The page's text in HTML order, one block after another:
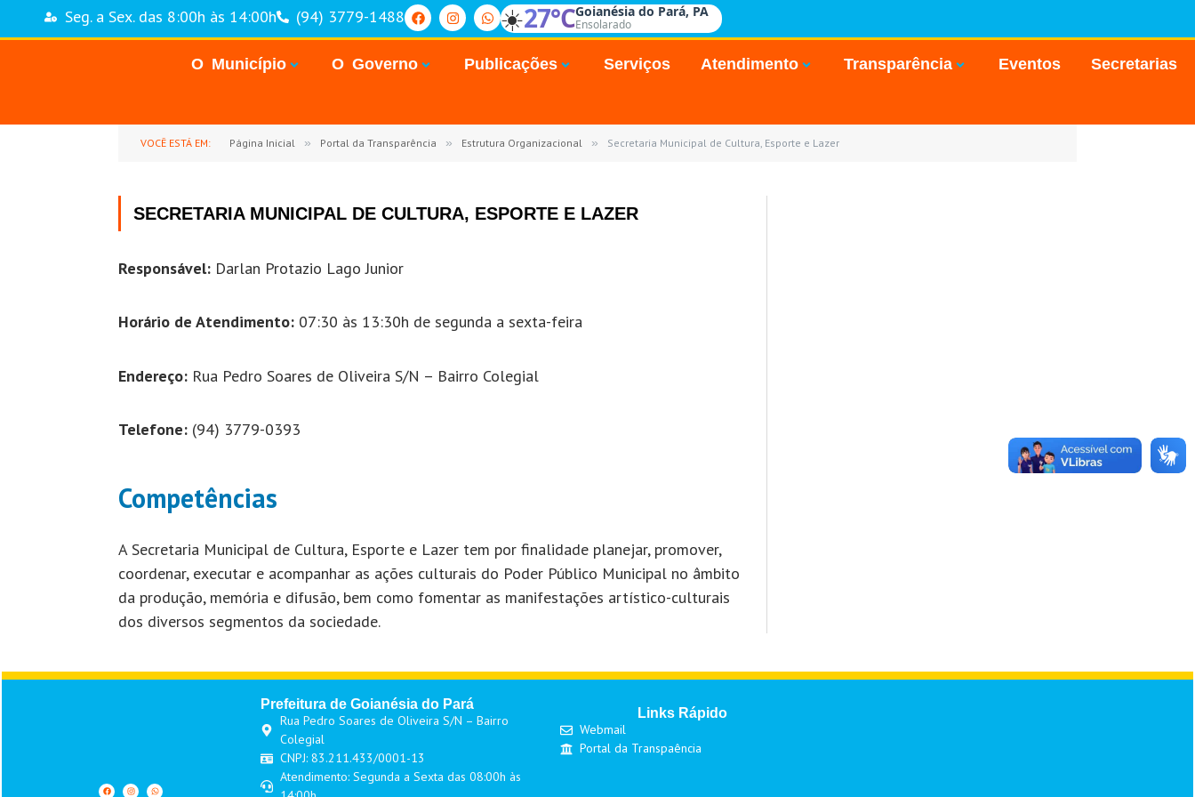
Seg. a Sex. das 8:00h às 14:00h (94) 3779-1488 ☀️27°CGoianésia do Pará, PA
Ensolarado
O Município O Governo Publicações Serviços Atendimento Transparência Eventos Secretarias
VOCÊ ESTÁ EM: Página Inicial » Portal da Transparência » Estrutura Organizacional » Secretaria Municipal de Cultura, Esporte e Lazer
SECRETARIA MUNICIPAL DE CULTURA, ESPORTE E LAZER
Responsável: Darlan Protazio Lago Junior
Horário de Atendimento: 07:30 às 13:30h de segunda a sexta-feira
Endereço: Rua Pedro Soares de Oliveira S/N – Bairro Colegial
Telefone: (94) 3779-0393
Competências
A Secretaria Municipal de Cultura, Esporte e Lazer tem por finalidade planejar, promover,
coordenar, executar e acompanhar as ações culturais do Poder Público Municipal no âmbito
da produção, memória e difusão, bem como fomentar as manifestações artístico-culturais
dos diversos segmentos da sociedade.
Prefeitura de Goianésia do Pará
Rua Pedro Soares de Oliveira S/N – Bairro
Colegial
CNPJ: 83.211.433/0001-13
Atendimento: Segunda a Sexta das 08:00h às
Links Rápido
Webmail
Portal da Transpaência